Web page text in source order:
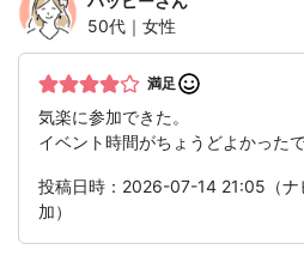
50代｜女性
満足
気楽に参加できた。
イベント時間がちょうどよかったで
投稿日時：2026-07-14 21:05（ナ
加）